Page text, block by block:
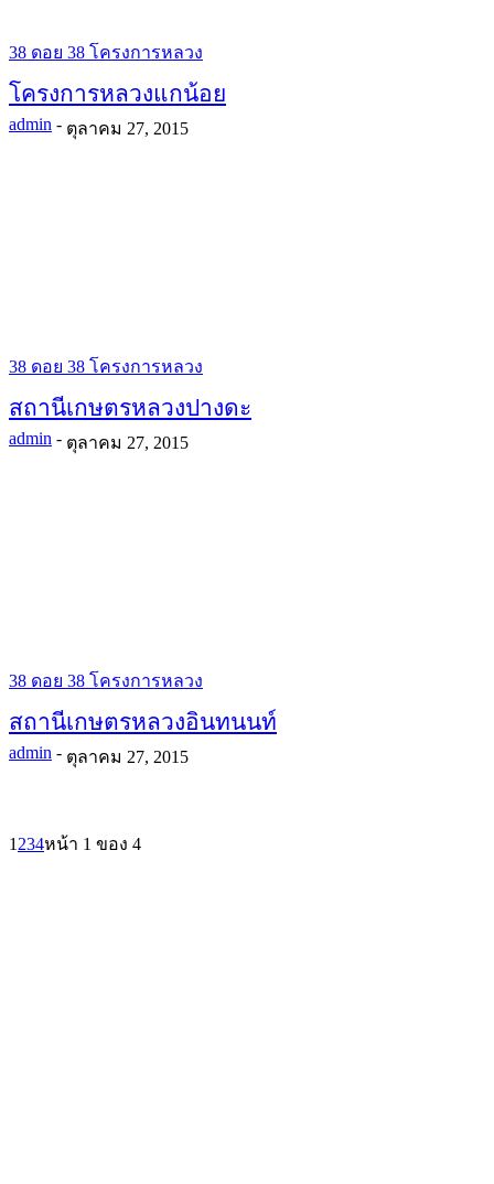
38 ดอย 38 โครงการหลวง
โครงการหลวงแกน้อย
admin - ตุลาคม 27, 2015
38 ดอย 38 โครงการหลวง
สถานีเกษตรหลวงปางดะ
admin - ตุลาคม 27, 2015
38 ดอย 38 โครงการหลวง
สถานีเกษตรหลวงอินทนนท์
admin - ตุลาคม 27, 2015
1 234หน้า 1 ของ 4